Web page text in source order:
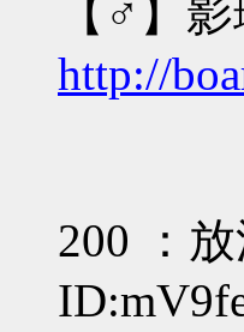
【♂】
http://
200 ：